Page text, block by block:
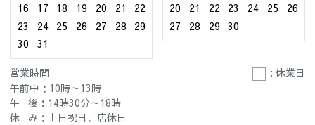
16
17 18 19 20 21
22
23
24 25 26 27 28
29
30
31
20
21 22 23 24 25
26
27
28 29 30
営業時間
: 休業日
午前中：10時～13時
午 後：14時30分～18時
休 み：土日祝日、店休日